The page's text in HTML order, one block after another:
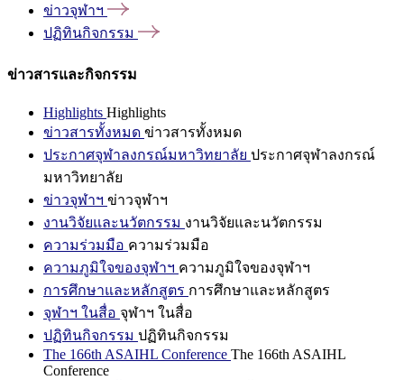
ข่าวจุฬาฯ
ปฏิทินกิจกรรม
ข่าวสารและกิจกรรม
Highlights Highlights
ข่าวสารทั้งหมด ข่าวสารทั้งหมด
ประกาศจุฬาลงกรณ์มหาวิทยาลัย ประกาศจุฬาลงกรณ์
มหาวิทยาลัย
ข่าวจุฬาฯ ข่าวจุฬาฯ
งานวิจัยและนวัตกรรม งานวิจัยและนวัตกรรม
ความร่วมมือ ความร่วมมือ
ความภูมิใจของจุฬาฯ ความภูมิใจของจุฬาฯ
การศึกษาและหลักสูตร การศึกษาและหลักสูตร
จุฬาฯ ในสื่อ จุฬาฯ ในสื่อ
ปฏิทินกิจกรรม ปฏิทินกิจกรรม
The 166th ASAIHL Conference The 166th ASAIHL
Conference